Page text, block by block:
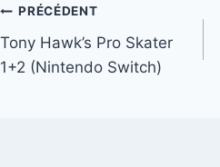
Navigation
de
PRÉCÉDENT
Tony Hawk’s Pro Skater
1+2 (Nintendo Switch)